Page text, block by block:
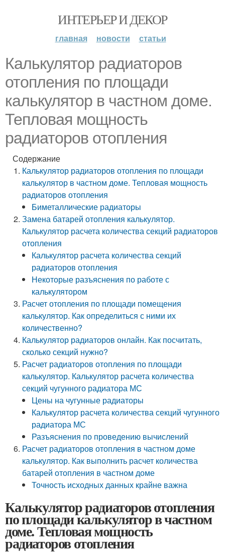
ИНТЕРЬЕР И ДЕКОР
главная новости статьи
Калькулятор радиаторов
отопления по площади
калькулятор в частном доме.
Тепловая мощность
радиаторов отопления
Содержание
Калькулятор радиаторов отопления по площади
калькулятор в частном доме. Тепловая мощность
радиаторов отопления
Биметаллические радиаторы
Замена батарей отопления калькулятор.
Калькулятор расчета количества секций радиаторов
отопления
Калькулятор расчета количества секций
радиаторов отопления
Некоторые разъяснения по работе с
калькулятором
Расчет отопления по площади помещения
калькулятор. Как определиться с ними их
количественно?
Калькулятор радиаторов онлайн. Как посчитать,
сколько секций нужно?
Расчет радиаторов отопления по площади
калькулятор. Калькулятор расчета количества
секций чугунного радиатора МС
Цены на чугунные радиаторы
Калькулятор расчета количества секций чугунного
радиатора МС
Разъяснения по проведению вычислений
Расчет радиаторов отопления в частном доме
калькулятор. Как выполнить расчет количества
батарей отопления в частном доме
Точность исходных данных крайне важна
Калькулятор радиаторов отопления
по площади калькулятор в частном
доме. Тепловая мощность
радиаторов отопления